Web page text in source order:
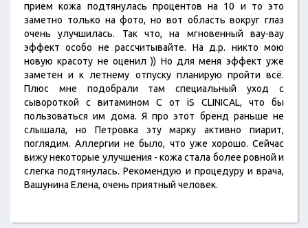
прием кожа подтянулась процентов на 10 и то это
заметно только на фото, но вот область вокруг глаз
очень улучшилась. Так что, на мгновенный вау-вау
эффект особо не рассчитывайте. На д.р. никто мою
новую красоту не оценил )) Но для меня эффект уже
заметен и к летнему отпуску планирую пройти всё.
Плюс мне подобрали там специальный уход с
сывороткой с витамином С от iS CLINICAL, что бы
пользоваться им дома. Я про этот бренд раньше не
слышала, но Петровка эту марку активно пиарит,
поглядим. Аллергии не было, что уже хорошо. Сейчас
вижу некоторые улучшения - кожа стала более ровной и
слегка подтянулась. Рекомендую и процедуру и врача,
Вашунина Елена, очень приятный человек.